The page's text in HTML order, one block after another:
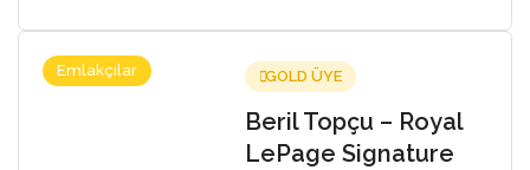
Emlakçılar GOLD ÜYE
Beril Topçu – Royal
LePage Signature